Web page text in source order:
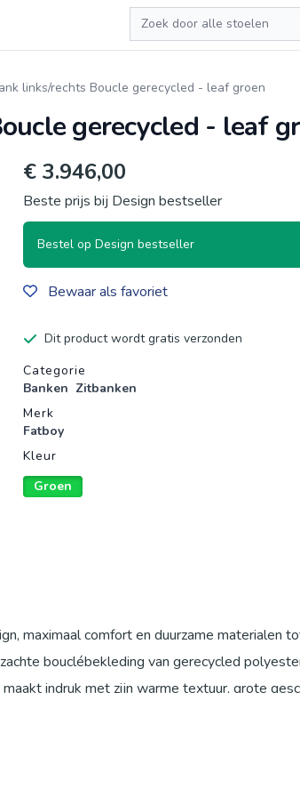
Zoeken
links/rechts Boucle gerecycled - leaf groen
gerecycled - leaf
€ 3.946,00
Beste prijs bij Design bestseller
Bestel op Design bestseller
Bewaar als favoriet
Dit product wordt gratis verzonden
Productgegevens
Categorie
Banken Zitbanken
Merk
Fatboy
Kleur
Groen
maximaal comfort en duurzame materialen
bouclébekleding van gerecycled
indruk met zijn warme textuur, grote
een bijzonder zacht, uitnodigend oppervlak